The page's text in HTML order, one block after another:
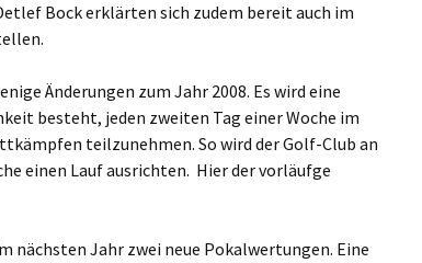
Bock erklärten sich zudem bereit auch im
Änderungen zum Jahr 2008. Es wird eine
besteht, jeden zweiten Tag einer Woche im
teilzunehmen. So wird der Golf-Club an
einen Lauf ausrichten. Hier der vorläufge
nächsten Jahr zwei neue Pokalwertungen. Eine